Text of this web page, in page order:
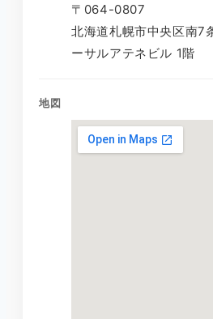
〒064-0807
北海道札幌市中央区南
ーサルアテネビル 1階
地図